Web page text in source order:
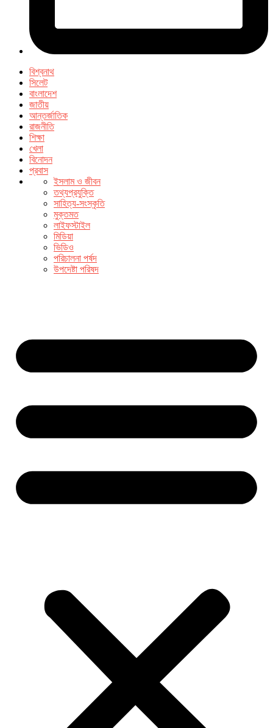
বিশ্বনাথ
সিলেট
বাংলাদেশ
জাতীয়
আন্তর্জাতিক
রাজনীতি
শিক্ষা
খেলা
বিনোদন
প্রবাস
ইসলাম ও জীবন
তথ্যপ্রযুক্তি
সাহিত্য-সংস্কৃতি
মুক্তমত
লাইফস্টাইল
মিডিয়া
ভিডিও
পরিচালনা পর্ষদ
উপদেষ্টা পরিষদ